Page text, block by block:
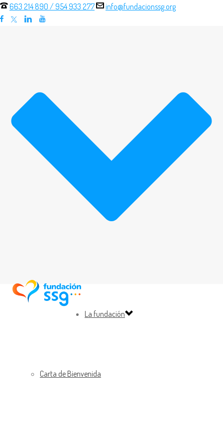
663 214 890 /954 933 277 info@fundacionssg.org
La fundación
Carta de Bienvenida